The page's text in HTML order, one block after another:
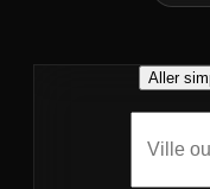
Aller